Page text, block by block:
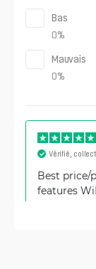
Bas
0%
Mauvais
0%
Vérifié,
Best price/
features